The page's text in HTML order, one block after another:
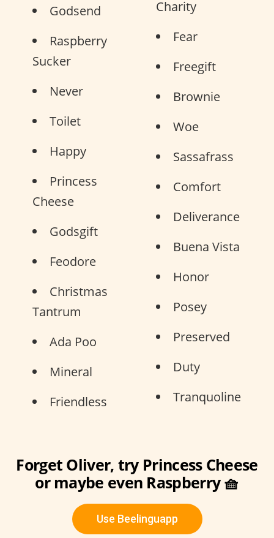
Godsend
Raspberry
Sucker
Never
Toilet
Happy
Princess
Cheese
Godsgift
Feodore
Christmas
Tantrum
Ada Poo
Mineral
Friendless
Charity
Fear
Freegift
Brownie
Woe
Sassafrass
Comfort
Deliverance
Buena Vista
Honor
Posey
Preserved
Duty
Tranquoline
Forget Oliver, try Princess Cheese
or maybe even Raspberry 🧺
Use Beelinguapp